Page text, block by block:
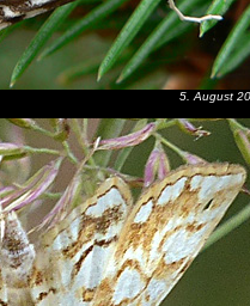
5. August